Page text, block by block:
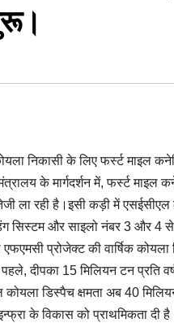
निकासी के लिए फर्स्ट माइल
के मार्गदर्शन में, फर्स्ट माइल
ला रही है।इसी कड़ी में एसईसीएल
सिस्टम और साइलो नंबर 3 और
प्रोजेक्ट की वार्षिक
दीपका 15 मिलियन टन प्रति वर्ष
डिस्पैच क्षमता अब 40 मिलियन
के विकास को प्राथमिकता दी